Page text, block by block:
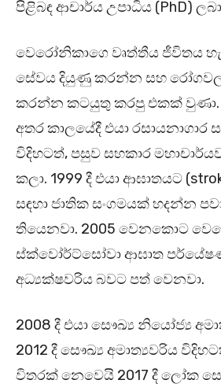
පිළිබඳ ආචාර්ය උපාධිය (PhD)
වෙරෝනිකාගෙ වෘත්තීය ජීවිතය
සේවය දියුණු කරන්න සහ
කරන්න කටයුතු කරපු එකක් වුණා.
අතර කාලයේදී එයා රසායනාගාර
විදිහටත්, පසුව සහකාර
කලා. 1999 දී එයා ආඝාතයට
සඳහා ජාතික සංගමයක් හදන්න
තියෙනවා. 2005 වෙනකොට
ස්ක්වෝර්ට්සෝවා ආඝාත
අධ්‍යක්ෂවරිය බවට පත් වෙනවා.
2008 දී එයා සෞඛ්‍ය නියෝජ්‍ය
2012 දී සෞඛ්‍ය අමාත්‍යවරිය
විතරක් නෙවෙයි 2017 දී ලෝක